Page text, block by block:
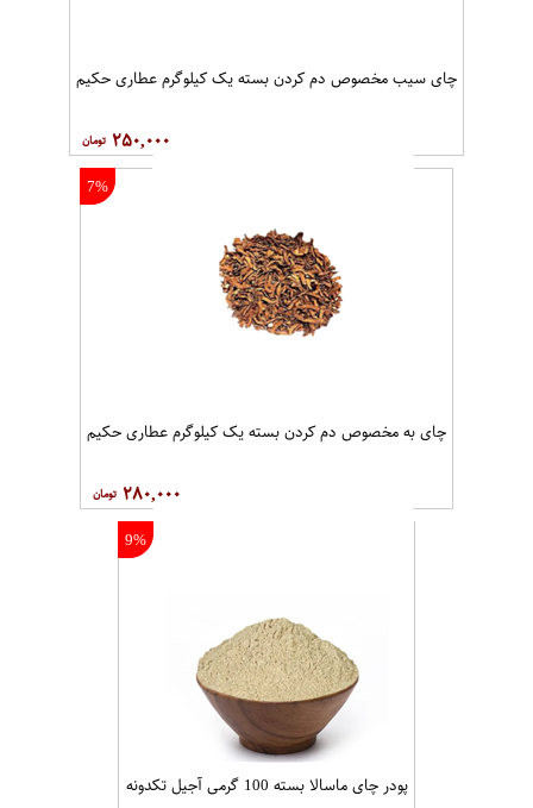
چای سیب مخصوص دم کردن بسته یک کیلوگرم عطاری حکیم
۲۵۰,۰۰۰
7%
چای به مخصوص دم کردن بسته یک کیلوگرم عطاری حکیم
۲۸۰,۰۰۰
9%
پودر چای ماسالا بسته 100 گرمی آجیل تکدونه